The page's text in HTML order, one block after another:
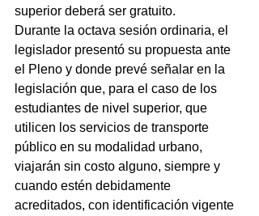
superior deberá ser gratuito.
Durante la octava sesión ordinaria, el
legislador presentó su propuesta ante
el Pleno y donde prevé señalar en la
legislación que, para el caso de los
estudiantes de nivel superior, que
utilicen los servicios de transporte
público en su modalidad urbano,
viajarán sin costo alguno, siempre y
cuando estén debidamente
acreditados, con identificación vigente